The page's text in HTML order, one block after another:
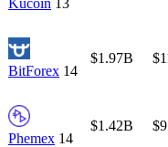
BitForex 14
$1.97B
Phemex 14
$1.42B